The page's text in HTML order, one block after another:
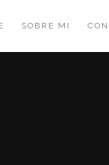
SOBRE MI